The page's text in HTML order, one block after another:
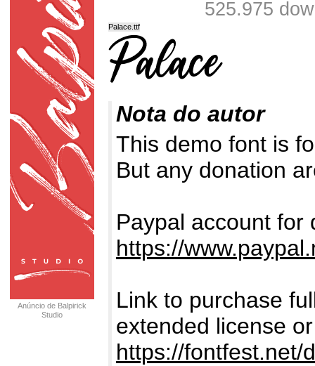
Anúncio de Balpirick
Studio
525.975
Palace.ttf
Nota do autor
This demo font is
But any donation
Paypal account for
https://
Link to purchase
extended license
https://fontfest.net/